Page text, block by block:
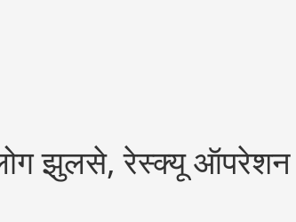
झुलसे, रेस्क्यू ऑपरेशन